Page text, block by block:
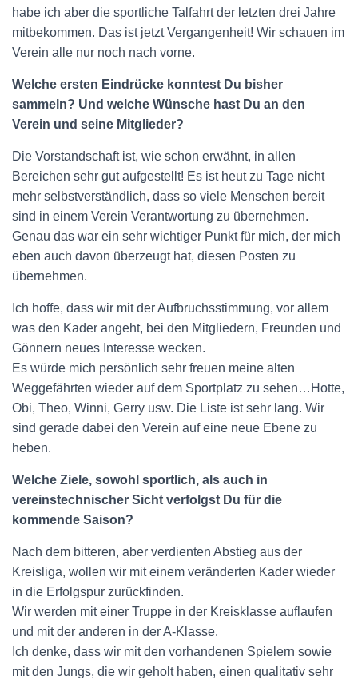
habe ich aber die sportliche Talfahrt der letzten drei Jahre
mitbekommen. Das ist jetzt Vergangenheit! Wir schauen im
Verein alle nur noch nach vorne.
Welche ersten Eindrücke konntest Du bisher
sammeln? Und welche Wünsche hast Du an den
Verein und seine Mitglieder?
Die Vorstandschaft ist, wie schon erwähnt, in allen
Bereichen sehr gut aufgestellt! Es ist heut zu Tage nicht
mehr selbstverständlich, dass so viele Menschen bereit
sind in einem Verein Verantwortung zu übernehmen.
Genau das war ein sehr wichtiger Punkt für mich, der mich
eben auch davon überzeugt hat, diesen Posten zu
übernehmen.
Ich hoffe, dass wir mit der Aufbruchsstimmung, vor allem
was den Kader angeht, bei den Mitgliedern, Freunden und
Gönnern neues Interesse wecken.
Es würde mich persönlich sehr freuen meine alten
Weggefährten wieder auf dem Sportplatz zu sehen…Hotte,
Obi, Theo, Winni, Gerry usw. Die Liste ist sehr lang. Wir
sind gerade dabei den Verein auf eine neue Ebene zu
heben.
Welche Ziele, sowohl sportlich, als auch in
vereinstechnischer Sicht verfolgst Du für die
kommende Saison?
Nach dem bitteren, aber verdienten Abstieg aus der
Kreisliga, wollen wir mit einem veränderten Kader wieder
in die Erfolgspur zurückfinden.
Wir werden mit einer Truppe in der Kreisklasse auflaufen
und mit der anderen in der A-Klasse.
Ich denke, dass wir mit den vorhandenen Spielern sowie
mit den Jungs, die wir geholt haben, einen qualitativ sehr